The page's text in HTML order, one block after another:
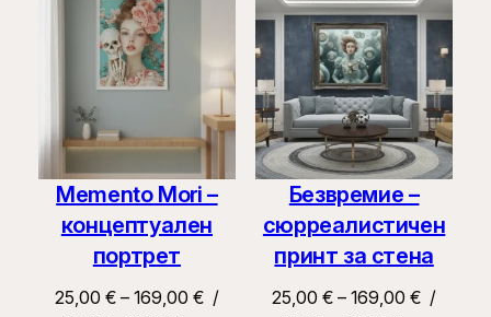
Memento Mori –
концептуален
портрет
25,00 € – 169,00 €Price
/
Безвремие –
сюрреалистичен
принт за стена
25,00€ – 169,00€Price
/